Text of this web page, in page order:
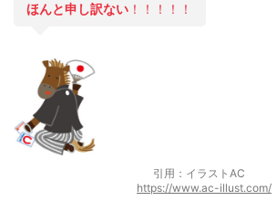
ほんと申し訳ない ！！！！！
引用：イラストAC
https://www.ac-illust.com/